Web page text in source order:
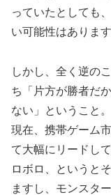
っていたとしても
い可能性はあります
しかし、全く逆の
ち「片方が勝者だ
ない」ということ。
現在、携帯ゲーム
て大幅にリードし
ロボロ、というと
ますし、モンスタ